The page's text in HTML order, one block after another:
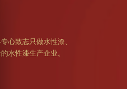
心致志只做水性漆、
水性漆生产企业。